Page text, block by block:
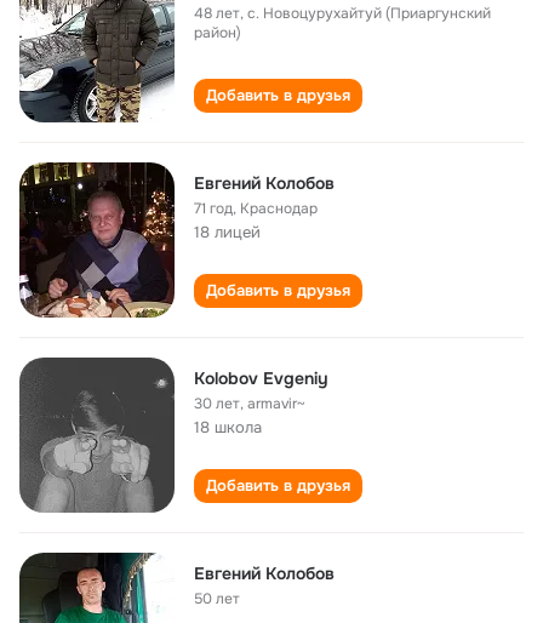
48 лет,с. Новоцурухайтуй (Приаргунский
район)
Добавить в друзья
Евгений Колобов
71 год, Краснодар
18 лицей
Добавить в друзья
Kolobov Evgeniy
30 лет,armavir~
18 школа
Добавить в друзья
Евгений Колобов
50 лет